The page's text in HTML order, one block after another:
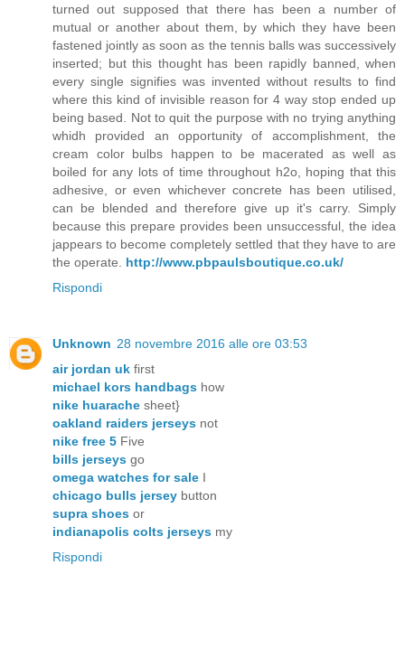
turned out supposed that there has been a number of
mutual or another about them, by which they have been
fastened jointly as soon as the tennis balls was successively
inserted; but this thought has been rapidly banned, when
every single signifies was invented without results to find
where this kind of invisible reason for 4 way stop ended up
being based. Not to quit the purpose with no trying anything
whidh provided an opportunity of accomplishment, the
cream color bulbs happen to be macerated as well as
boiled for any lots of time throughout h2o, hoping that this
adhesive, or even whichever concrete has been utilised,
can be blended and therefore give up it's carry. Simply
because this prepare provides been unsuccessful, the idea
jappears to become completely settled that they have to are
the operate. http://www.pbpaulsboutique.co.uk/
Rispondi
Unknown 28 novembre 2016 alle ore 03:53
air jordan uk first
michael kors handbags how
nike huarache sheet}
oakland raiders jerseys not
nike free 5 Five
bills jerseys go
omega watches for sale I
chicago bulls jersey button
supra shoes or
indianapolis colts jerseys my
Rispondi